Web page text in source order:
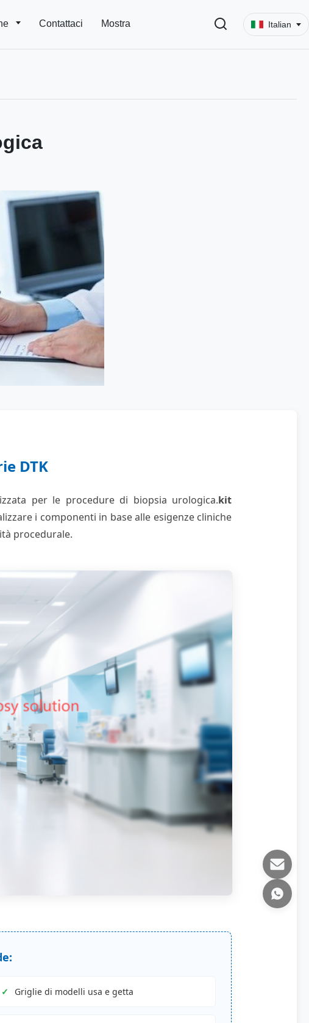
Contattaci Mostra Italian
DTK
per le procedure di biopsia urologica.kit
i componenti in base alle esigenze cliniche
procedurale.
Griglie di modelli usa e getta